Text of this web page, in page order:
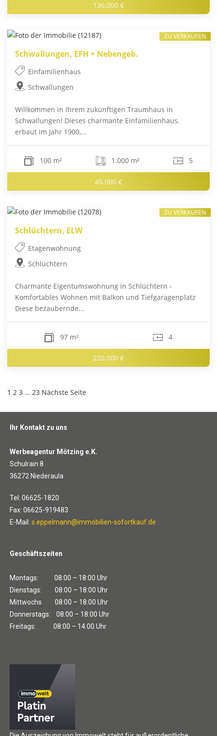
136.000 €
Schwallungen, EFH + Nebengeb.
Einfamilienhaus
Schwallungen
Willkommen in Ihrem zukünftigen Traumhaus in
Schwallungen! Dieses charmante Einfamilienhaus,
erbaut im Jahr 1900,...
100 m² 1.000 m² 5
45.000 €
ZU VERKAUFEN
Schlüchtern, ELW
Etagenwohnung
Schlüchtern
Charmante Eigentumswohnung in Schlüchtern -
Komfortables Wohnen mit Balkon und Tiefgaragenplatz
Diese bezaubernde...
97 m² 4
220.000 €
ZU VERKAUFEN
1 2 3 … 23 Nächste Seite
Ihr Kontakt zu uns
Werbeagentur Mötzing e.K.
Schulrain 8
36272 Niederaula
Tel: 06625-1820
Fax: 06625-919483
E-Mail: s.eppelmann@immobilien-sofortkauf.de
Geschäftszeiten
Montags: 08:00 – 18:00 Uhr
Dienstags: 08:00 – 18:00 Uhr
Mittwochs 08:00 – 18:00 Uhr
Donnerstags: 08:00 – 18:00 Uhr
Freitags: 08:00 – 14:00 Uhr